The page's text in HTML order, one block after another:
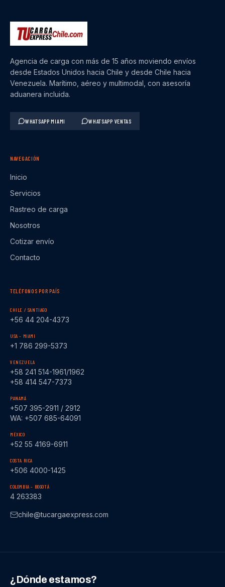
Agencia de carga con más de 15 años moviendo envíos
desde Estados Unidos hacia Chile y desde Chile hacia
Venezuela. Marítimo, aéreo y multimodal, con asesoría
aduanera incluida.
WHATSAPP MIAMI WHATSAPP VENTAS
NAVEGACIÓN
Inicio
Servicios
Rastreo de carga
Nosotros
Cotizar envío
Contacto
TELÉFONOS POR PAÍS
CHILE / SANTIAGO
+56 44 204-4373
USA – MIAMI
+1 786 299-5373
VENEZUELA
+58 241 514-1961/1962
+58 414 547-7373
PANAMÁ
+507 395-2911 / 2912
WA: +507 685-64091
MÉXICO
+52 55 4169-6911
COSTA RICA
+506 4000-1425
COLOMBIA – BOGOTÁ
4 263383
chile@tucargaexpress.com
¿Dónde estamos?